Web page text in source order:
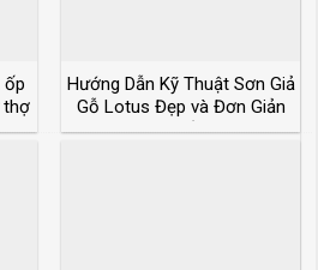
ốp
thợ
Hướng Dẫn Kỹ Thuật Sơn Giả
Gỗ Lotus Đẹp và Đơn Giản
Nhất